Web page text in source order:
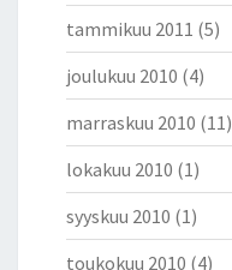
tammikuu 2011 (5)
joulukuu 2010 (4)
marraskuu 2010 (11)
lokakuu 2010 (1)
syyskuu 2010 (1)
toukokuu 2010 (4)